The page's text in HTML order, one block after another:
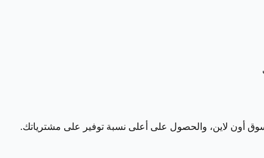
أون لاين، والحصول على أعلى نسبة توفير على مشترياتك.